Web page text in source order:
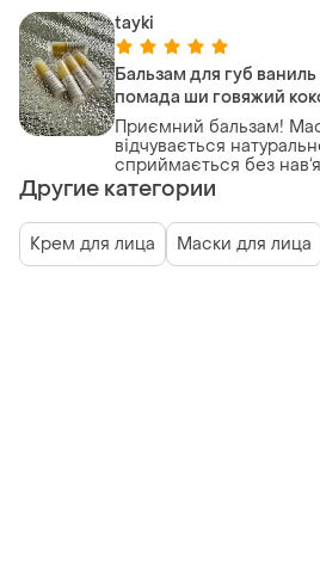
tayki
Бальзам для губ
помада ши говяжий
Приємний бальзам!
відчувається
сприймається без
Другие категории
Крем для лица Маски для лица